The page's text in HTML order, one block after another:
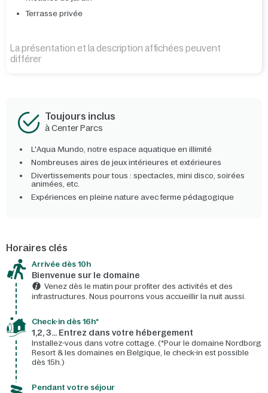
Terrasse privée
La présentation et la description affichées peuvent
différer
Toujours inclus
à Center Parcs
L'Aqua Mundo, notre espace aquatique en illimité
Nombreuses aires de jeux intérieures et extérieures
Divertissements pour tous : spectacles, mini disco, soirées
animées, etc.
Expériences en pleine nature avec ferme pédagogique
Horaires clés
Arrivée dès 10h​
Bienvenue sur le domaine​
Venez dès le matin pour profiter des activités et des
infrastructures. Nous pourrons vous accueillir la nuit aussi.
Check-in dès 16h*​
1,2, 3… Entrez dans votre hébergement
Installez-vous dans votre cottage. (*Pour le domaine Nordborg
Resort & les domaines en Belgique, le check-in est possible
dès 15h.)
Pendant votre séjour